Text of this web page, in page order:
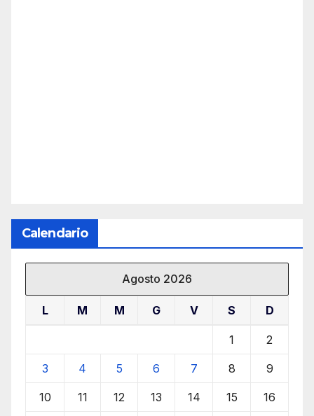
Calendario
Agosto 2026
L M M G V S D
1 2
3 4 5 6 7 8 9
10 11 12 13 14 15 16